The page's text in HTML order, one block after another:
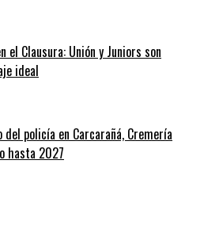
el Clausura: Unión y Juniors son
ideal
del policía en Carcarañá, Cremería
hasta 2027